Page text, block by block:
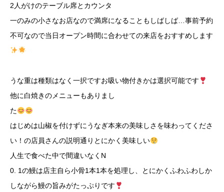
2人がけのテーブル席とカウンタ
一のみの小さなお店なので満席になることもしばしば…事前予約
不可なので当日オープン時間に合わせての来店をおすすめします
うな重は種類はなく一択ですお吸い物付きかは選択可能です
他に白焼きのメニューもありまし
た
はじめは山椒を付けずにうなぎ本来の美味しさを味わってくださ
い！の店員さんの説明通りとにかく美味しい
人生で食べた中で間違いなくN
0. 1の鰻は店主自ら小骨1本1本を処理し、とにかくふわふわしか
しながら鰻の旨みがたっぷりです